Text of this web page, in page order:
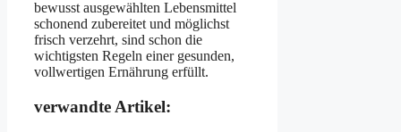
bewusst ausgewählten Lebensmittel
schonend zubereitet und möglichst
frisch verzehrt, sind schon die
wichtigsten Regeln einer gesunden,
vollwertigen Ernährung erfüllt.
verwandte Artikel: